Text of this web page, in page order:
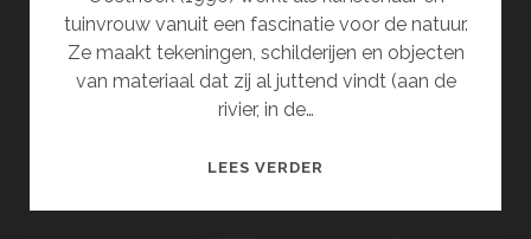
tuinvrouw vanuit een fascinatie voor de natuur.
Ze maakt tekeningen, schilderijen en objecten
van materiaal dat zij al juttend vindt (aan de
rivier, in de…
LEES VERDER